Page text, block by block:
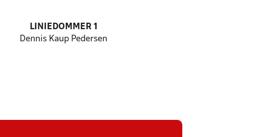
LINIEDOMMER 1
Dennis Kaup Pedersen